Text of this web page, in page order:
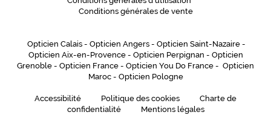
Conditions générales de vente
Opticien Calais - Opticien Angers - Opticien Saint-Nazaire -
Opticien Aix-en-Provence- Opticien Perpignan - Opticien
Grenoble - Opticien France - Opticien You Do France - Opticien
Maroc- Opticien Pologne
Accessibilité Politique des cookies
Charte de
confidentialité
Mentions légales